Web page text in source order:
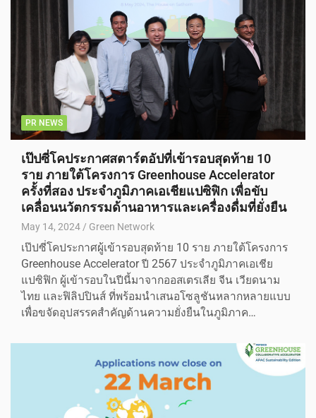
PR NEWS
เป๊ปซี่โคประกาศสตาร์ตอัปที่เข้ารอบสุดท้าย 10
ราย ภายใต้โครงการ Greenhouse Accelerator
ครั้งที่สอง ประจำภูมิภาคเอเชียแปซิฟิก เพื่อขับ
เคลื่อนนวัตกรรมด้านอาหารและเครื่องดื่มที่ยั่งยืน
May 14, 2024 Green Network
เป๊ปซี่โคประกาศผู้เข้ารอบสุดท้าย 10 ราย ภายใต้โครงการ
Greenhouse Accelerator ปี 2567 ประจำภูมิภาคเอเชีย
แปซิฟิก ผู้เข้ารอบในปีนี้มาจากออสเตรเลีย จีน เวียดนาม
ไทย และฟิลิปปินส์ ที่พร้อมนำเสนอโซลูชันหลากหลายแบบ
เพื่อขจัดอุปสรรคสำคัญด้านความยั่งยืนในภูมิภาค…